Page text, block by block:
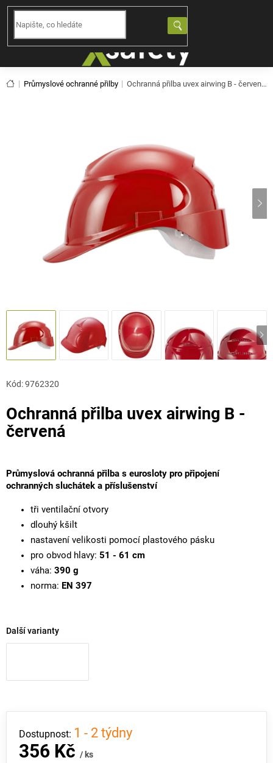
Přejít
obsah
Domů
Průmyslové ochranné přilby Ochranná přilba uvex airwing B - červená
Ochranná přilba uvex airwing B -
červená
Kód:9762320
Průmyslová ochranná přilba s eurosloty pro připojení
ochranných sluchátek a příslušenství
tři ventilační otvory
dlouhý kšilt
nastavení velikosti pomocí plastového pásku
pro obvod hlavy: 51 - 61 cm
váha: 390 g
norma: EN 397
Další varianty
356 Kč / ks
1 - 2 týdny